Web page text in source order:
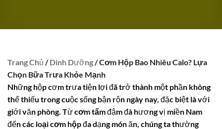
Trang Chủ /Dinh Dưỡng/ Cơm Hộp Bao Nhiêu Calo? Lựa
Chọn Bữa Trưa Khỏe Mạnh
Những hộp cơm trưa tiện lợi đã trở thành một phần không
thể thiếu trong cuộc sống bận rộn ngày nay, đặc biệt là với
giới văn phòng. Từcơm tấmđậm đà hương vị miền Nam
đếncác loại cơm hộpđa dạng món ăn, chúng ta thường